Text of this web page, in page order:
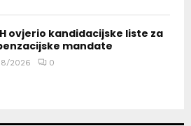
ovjerio kandidacijske liste za
mandate
2026 0